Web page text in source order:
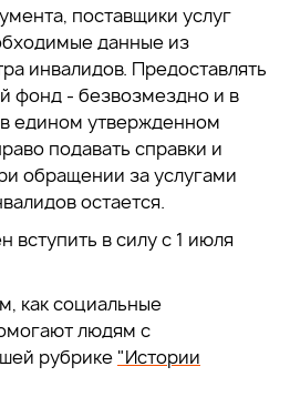
поставщики услуг
данные из
инвалидов. Предоставлять
фонд - безвозмездно и в
едином утвержденном
подавать справки и
обращении за услугами
остается.
вступить в силу с 1 июля
как социальные
людям с
рубрике "Истории